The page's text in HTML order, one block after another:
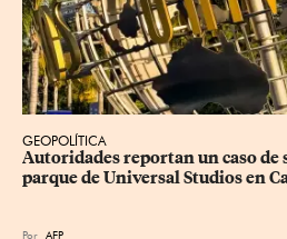
GEOPOLÍTICA
Autoridades reportan un caso de
parque de Universal Studios en
Por AFP